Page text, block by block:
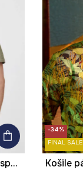
Bavlněné tričko ze speciální kolekce Eviva L'arte zelená barva
-34%
FINAL SALE